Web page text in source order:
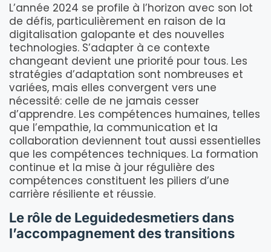
L’année 2024 se profile à l’horizon avec son lot
de défis, particulièrement en raison de la
digitalisation galopante et des nouvelles
technologies. S’adapter à ce contexte
changeant devient une priorité pour tous. Les
stratégies d’adaptation sont nombreuses et
variées, mais elles convergent vers une
nécessité: celle de ne jamais cesser
d’apprendre. Les compétences humaines, telles
que l’empathie, la communication et la
collaboration deviennent tout aussi essentielles
que les compétences techniques. La formation
continue et la mise à jour régulière des
compétences constituent les piliers d’une
carrière résiliente et réussie.
Le rôle de Leguidedesmetiers dans
l’accompagnement des transitions